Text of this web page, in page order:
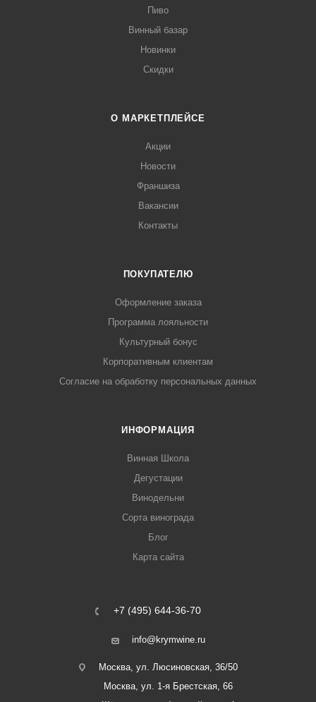
Пиво
Винный базар
Новинки
Скидки
О МАРКЕТПЛЕЙСЕ
Акции
Новости
Франшиза
Вакансии
Контакты
ПОКУПАТЕЛЮ
Оформление заказа
Программа лояльности
Культурный бонус
Корпоративным клиентам
Согласие на обработку персональных данных
ИНФОРМАЦИЯ
Винная Школа
Дегустации
Винодельни
Сорта винограда
Блог
Карта сайта
+7 (495) 644-36-70
info@krymwine.ru
Москва, ул. Люсиновская, 36/50
Москва, ул. 1-я Брестская, 66